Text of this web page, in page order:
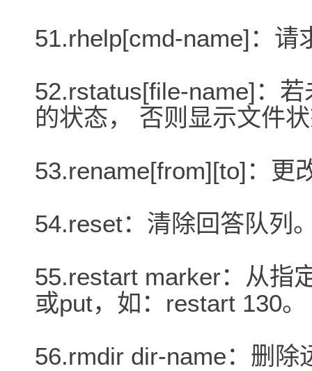
51.rhelp[cmd-name]：请
52.rstatus[file-name]：
的状态， 否则显示文件
53.rename[from][to]：更
54.reset：清除回答队列
55.restart marker：从指
或put，如：restart 130。
56.rmdir dir-name：删除